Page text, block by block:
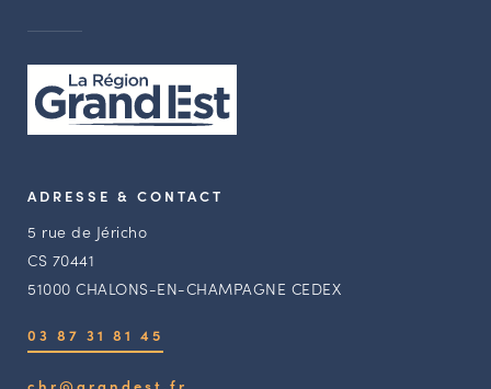
ADRESSE & CONTACT
5 rue de Jéricho
CS 70441
51000 CHALONS-EN-CHAMPAGNE CEDEX
03 87 31 81 45